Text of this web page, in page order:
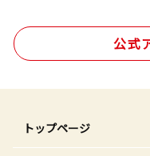
公式
トップページ